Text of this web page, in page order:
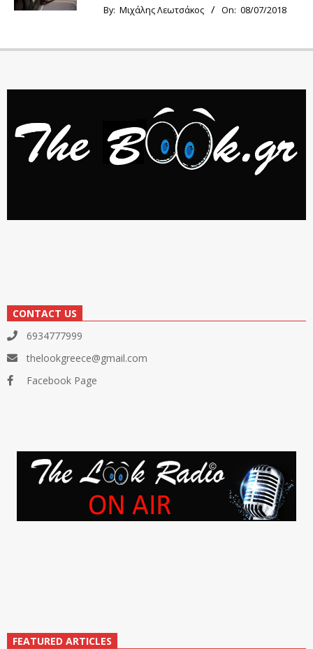
By: Μιχάλης Λεωτσάκος On: 08/07/2018
CONTACT US
6934777999
thelookgreece@gmail.com
Facebook Page
FEATURED ARTICLES